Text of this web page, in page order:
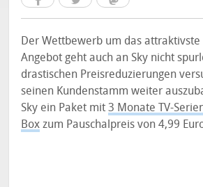
Der Wettbewerb um das attraktivste
Angebot geht auch an Sky nicht
drastischen Preisreduzierungen
seinen Kundenstamm weiter
Sky ein Paket mit3 Monate TV-
Box zum Pauschalpreis von 4,99